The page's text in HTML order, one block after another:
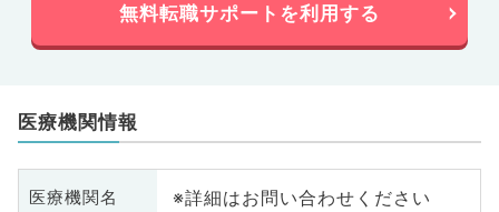
無料転職サポートを利用する
医療機関情報
医療機関名 ※詳細はお問い合わせください